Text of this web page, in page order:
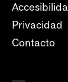
Privacidad
Contacto